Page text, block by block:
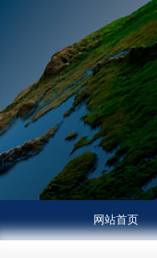
网站首页